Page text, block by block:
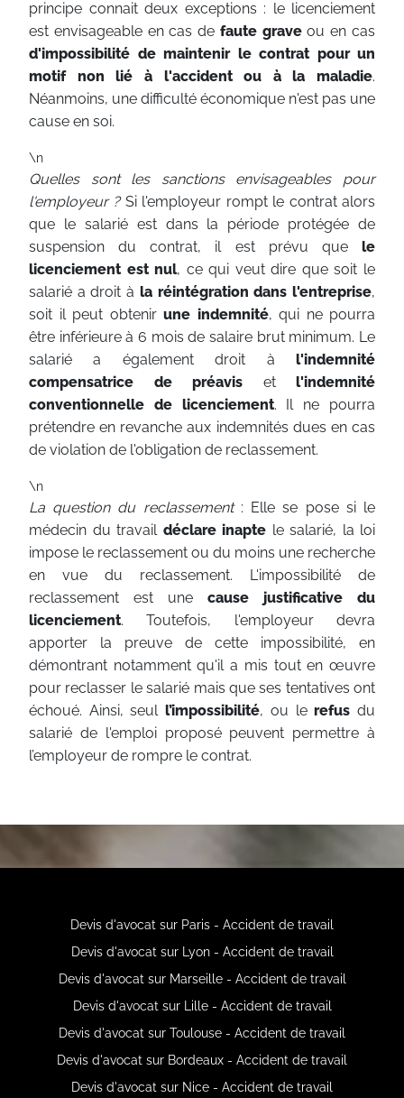
principe connait deux exceptions : le licenciement
est envisageable en cas de faute graveou en cas
d'impossibilité de maintenir le contrat pour un
motif non lié à l'accident ou à la maladie.
Néanmoins, une difficulté économique n'est pas une
cause en soi.
\n
Quelles sont les sanctions envisageables pour
l'employeur ? Si l'employeur rompt le contrat alors
que le salarié est dans la période protégée de
suspension du contrat, il est prévu que le
licenciement est nul, ce qui veut dire que soit le
salarié a droit à la réintégration dans l'entreprise,
soit il peut obtenir une indemnité, qui ne pourra
être inférieure à 6 mois de salaire brut minimum. Le
salarié a également droit à l'indemnité
compensatrice de préavis et l'indemnité
conventionnelle de licenciement. Il ne pourra
prétendre en revanche aux indemnités dues en cas
de violation de l'obligation de reclassement.
\n
La question du reclassement: Elle se pose si le
médecin du travail déclare inapte le salarié, la loi
impose le reclassement ou du moins une recherche
en vue du reclassement. L'impossibilité de
reclassement est une cause justificative du
licenciement. Toutefois, l'employeur devra
apporter la preuve de cette impossibilité, en
démontrant notamment qu'il a mis tout en œuvre
pour reclasser le salarié mais que ses tentatives ont
échoué. Ainsi, seull’impossibilité, ou lerefus du
salarié de l'emploi proposé peuvent permettre à
l’employeur de rompre le contrat.
Devis d'avocat sur Paris - Accident de travail
Devis d'avocat sur Lyon - Accident de travail
Devis d'avocat sur Marseille - Accident de travail
Devis d'avocat sur Lille - Accident de travail
Devis d'avocat sur Toulouse - Accident de travail
Devis d'avocat sur Bordeaux - Accident de travail
Devis d'avocat sur Nice - Accident de travail